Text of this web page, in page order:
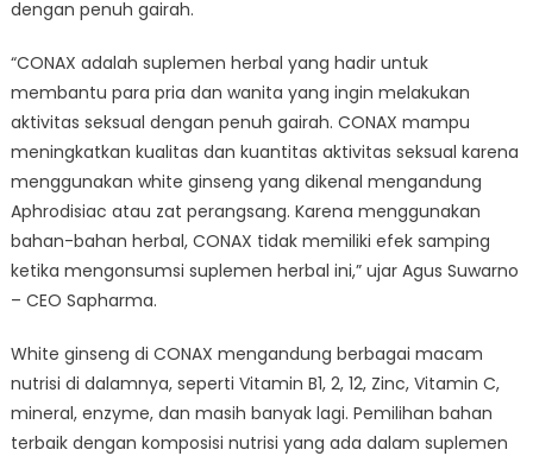
dengan penuh gairah.
“CONAX adalah suplemen herbal yang hadir untuk
membantu para pria dan wanita yang ingin melakukan
aktivitas seksual dengan penuh gairah. CONAX mampu
meningkatkan kualitas dan kuantitas aktivitas seksual karena
menggunakan white ginseng yang dikenal mengandung
Aphrodisiac atau zat perangsang. Karena menggunakan
bahan-bahan herbal, CONAX tidak memiliki efek samping
ketika mengonsumsi suplemen herbal ini,” ujar Agus Suwarno
– CEO Sapharma.
White ginseng di CONAX mengandung berbagai macam
nutrisi di dalamnya, seperti Vitamin B1, 2, 12, Zinc, Vitamin C,
mineral, enzyme, dan masih banyak lagi. Pemilihan bahan
terbaik dengan komposisi nutrisi yang ada dalam suplemen